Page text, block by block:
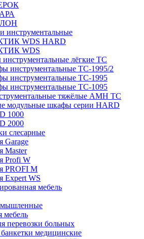
инструментальные
WDS HARD
WDS
лёгкие ТС
инструментальные ТС-1995/2
инструментальные TC-1995
инструментальные TC-1095
тяжёлые AMH TC
модульные шкафы серии HARD
1000
2000
слесарные
Garage
Master
Profi W
PROFI M
Expert WS
мебель
мебель
перевозки больных
медицинские